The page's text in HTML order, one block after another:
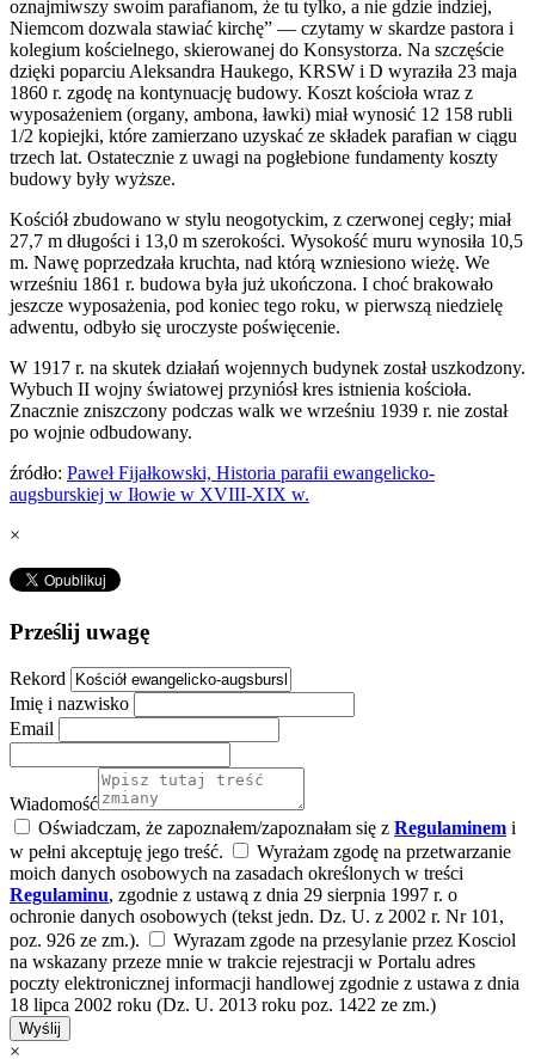
oznajmiwszy swoim parafianom, że tu tylko, a nie gdzie indziej,
Niemcom dozwala stawiać kirchę” — czytamy w skardze pastora i
kolegium kościelnego, skierowanej do Konsystorza. Na szczęście
dzięki poparciu Aleksandra Haukego, KRSW i D wyraziła 23 maja
1860 r. zgodę na kontynuację budowy. Koszt kościoła wraz z
wyposażeniem (organy, ambona, ławki) miał wynosić 12 158 rubli
1/2 kopiejki, które zamierzano uzyskać ze składek parafian w ciągu
trzech lat. Ostatecznie z uwagi na pogłebione fundamenty koszty
budowy były wyższe.
Kościół zbudowano w stylu neogotyckim, z czerwonej cegły; miał
27,7 m długo­ści i 13,0 m szerokości. Wysokość muru wynosiła 10,5
m. Nawę poprzedzała kruchta, nad którą wzniesiono wieżę. We
wrześniu 1861 r. budowa była już ukończona. I choć brakowało
jeszcze wyposażenia, pod koniec tego roku, w pierwszą niedzielę
adwentu, odbyło się uroczyste poświęcenie.
W 1917 r. na skutek działań wojennych budynek został uszkodzony.
Wybuch II wojny światowej przyniósł kres istnienia kościoła.
Znacznie zniszczony podczas walk we wrześniu 1939 r. nie został
po wojnie odbudowany.
źródło: Paweł Fijałkowski, Historia parafii ewangelicko-
augsburskiej w Iłowie w XVIII-XIX w.
×
Prześlij uwagę
Rekord
Imię i nazwisko
Email
Wiadomość
Oświadczam, że zapoznałem/zapoznałam się z Regulaminem i
w pełni akceptuję jego treść.
Wyrażam zgodę na przetwarzanie
moich danych osobowych na zasadach określonych w treści
Regulaminu, zgodnie z ustawą z dnia 29 sierpnia 1997 r. o
ochronie danych osobowych (tekst jedn. Dz. U. z 2002 r. Nr 101,
poz. 926 ze zm.).
Wyrazam zgode na przesylanie przez Kosciol
na wskazany przeze mnie w trakcie rejestracji w Portalu adres
poczty elektronicznej informacji handlowej zgodnie z ustawa z dnia
18 lipca 2002 roku (Dz. U. 2013 roku poz. 1422 ze zm.)
Wyślij
×